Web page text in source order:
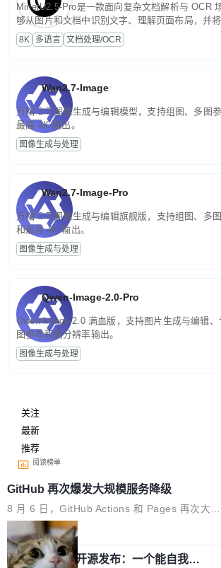
MinerU2.5-Pro是一款面向复杂文档解析与 OCR
够从图片和文档中识别文字、理解页面布局，并
为便于存储、检索和二次处理的结构化结果。
8K 多语言 文档处理/OCR
Wan2.7-Image
万相 2.7 图像生成与编辑模型，支持组图、多图
最高 2K 输出。
图像生成与处理
Wan2.7-Image-Pro
万相 2.7 图像生成与编辑旗舰版，支持组图、多
和最高 4K 输出。
图像生成与处理
Qwen-Image-2.0-Pro
Qwen-Image-2.0 满血版，支持图片生成与编辑
图参考和高分辨率输出。
图像生成与处理
关注
最新
推荐
阅读榜单
GitHub 再次爆发大规模服务降级
8 月 6 日，GitHub Actions 和 Pages 再次大规
模服务降级，Actions 完全不可用超过 5 小时，
webhook 停发，连自托管 runner 也因调度层故
障无法工作。Pages、Copilot code review、C
局
Prime Agent 开源发布：一个能自我改